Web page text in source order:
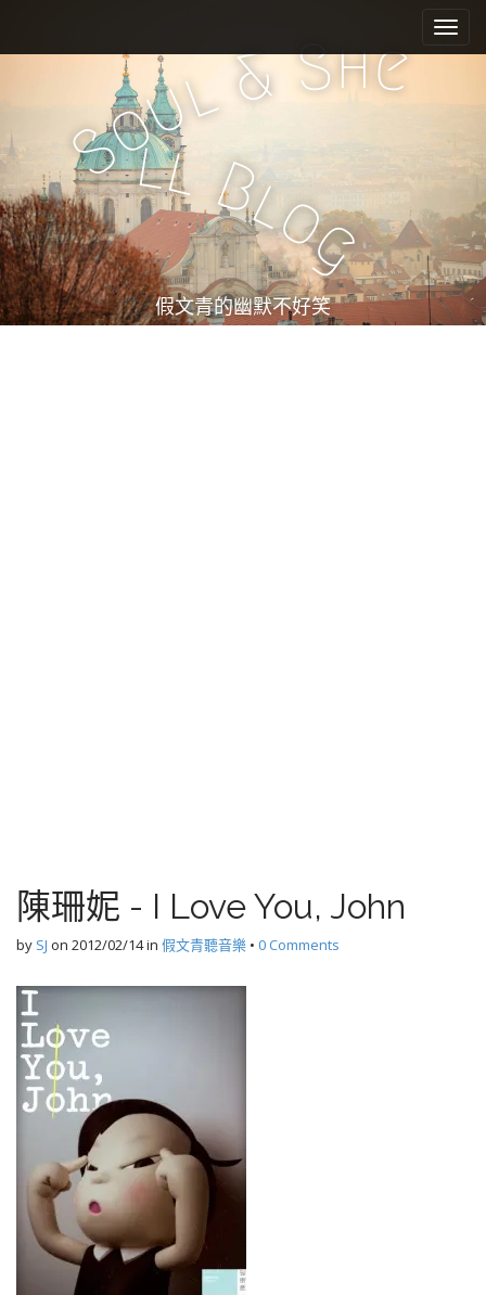
e
n
u
i
c
n
t
e
n
t
Soul&She
ll Bl
og
假文青的幽默不好笑
陳珊妮 - I Love You, John
by SJ on 2012/02/14in 假文青聽音樂 • 0 Comments